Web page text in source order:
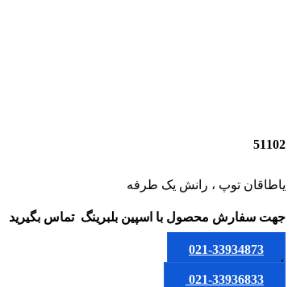
51102
یاطاقان توپ ، رانش یک طرفه
جهت سفارش محصول با اسپین بلبرینگ تماس بگیرید
021-33934873
یا
021-33936833